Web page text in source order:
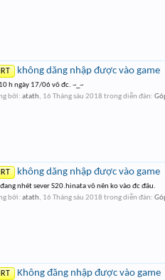
không dăng nhập được vào game
h ngày 17/06 vô đc. ~_~
bởi: atath, 16 Tháng sáu 2018 trong diễn đàn:
không dăng nhập được vào game
nhét sever S20.hinata vô nên ko vào đc đâu.
bởi: atath, 16 Tháng sáu 2018 trong diễn đàn:
Không đăng nhập được vào game